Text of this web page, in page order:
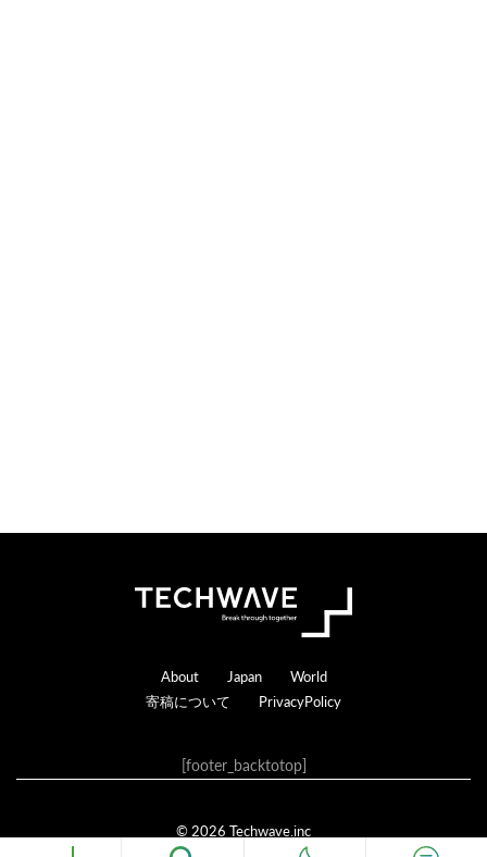
Footer
About Japan
World
寄稿について
PrivacyPolicy
[footer_backtotop]
© 2026 Techwave.inc